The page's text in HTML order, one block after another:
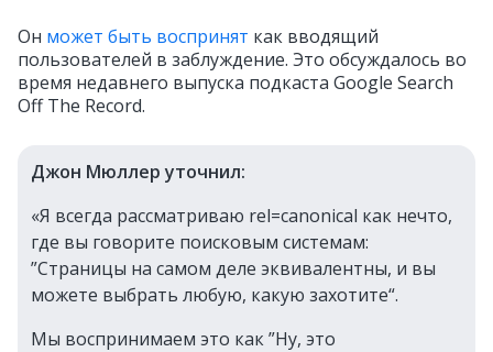
Он может быть воспринят как вводящий
пользователей в заблуждение. Это обсуждалось во
время недавнего выпуска подкаста Google Search
Off The Record.
Джон Мюллер уточнил:
«Я всегда рассматриваю rel=canonical как нечто,
где вы говорите поисковым системам:
”Страницы на самом деле эквивалентны, и вы
можете выбрать любую, какую захотите“.
Мы воспринимаем это как ”Ну, это